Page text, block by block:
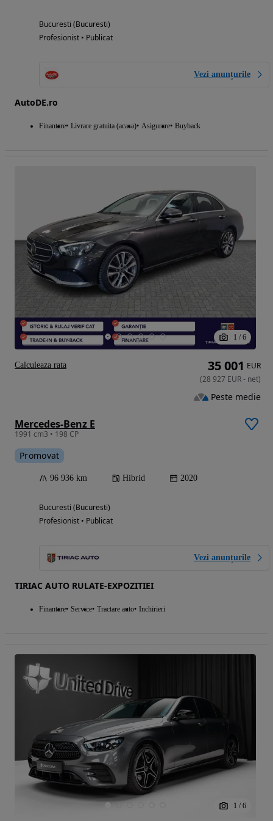
Bucuresti (Bucuresti)
Profesionist • Publicat
Vezi anunțurile
AutoDE.ro
Finantare Livrare gratuita (acasa) Asigurare Buyback
1 / 6
Mercedes-Benz E
1991 cm3 • 198 CP
Promovat
96 936 km Hibrid 2020
Bucuresti (Bucuresti)
Profesionist • Publicat
Vezi anunțurile
TIRIAC AUTO RULATE-EXPOZITIEI
Finantare Service Tractare auto Inchirieri
35 001 EUR
(28 927 EUR- net)
Peste medie
Calculeaza rata
1 / 6